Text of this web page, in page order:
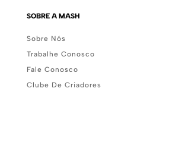
SOBRE A MASH
Sobre Nós
Trabalhe Conosco
Fale Conosco
Clube De Criadores